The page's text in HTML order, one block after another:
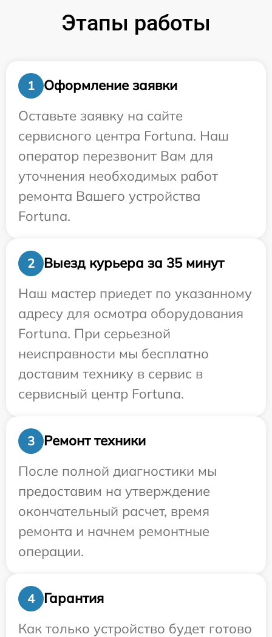
Этапы работы
1
Оформление заявки
Оставьте заявку на сайте
сервисного центра Fortuna. Наш
оператор перезвонит Вам для
уточнения необходимых работ
ремонта Вашего устройства
Fortuna.
2
Выезд курьера за 35 минут
Наш мастер приедет по указанному
адресу для осмотра оборудования
Fortuna. При серьезной
неисправности мы бесплатно
доставим технику в сервис в
сервисный центр Fortuna.
3
Ремонт техники
После полной диагностики мы
предоставим на утверждение
окончательный расчет, время
ремонта и начнем ремонтные
операции.
4
Гарантия
Как только устройство будет готово